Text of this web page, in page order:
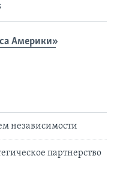
Америки»
независимости
партнерство